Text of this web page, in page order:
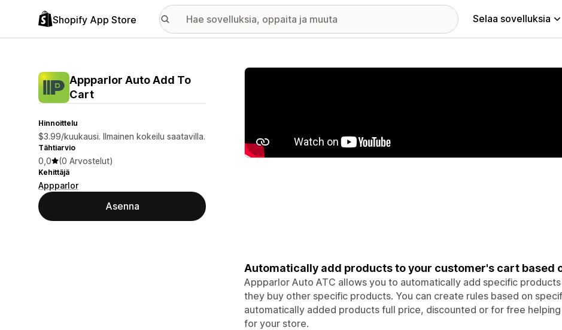
Shopify App Store Selaa sovelluksia
Appparlor Auto Add To
Cart
Hinnoittelu
$3.99/kuukausi. Ilmainen kokeilu saatavilla.
Tähtiarvio
0,0 (0 Arvostelut)
Kehittäjä
Appparlor
Asenna
Esittelykuvagalleria
Automatically add products to your customer's cart based
Appparlor Auto ATC allows you to automatically add specific
they buy other specific products. You can create rules based on
automatically added products full price, discounted or for free
for your store.